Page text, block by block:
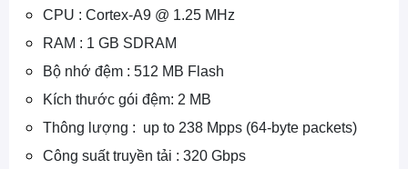
CPU : Cortex-A9 @ 1.25 MHz
RAM : 1 GB SDRAM
Bộ nhớ đệm : 512 MB Flash
Kích thước gói đệm: 2 MB
Thông lượng : up to 238 Mpps (64-byte packets)
Công suất truyền tải : 320 Gbps